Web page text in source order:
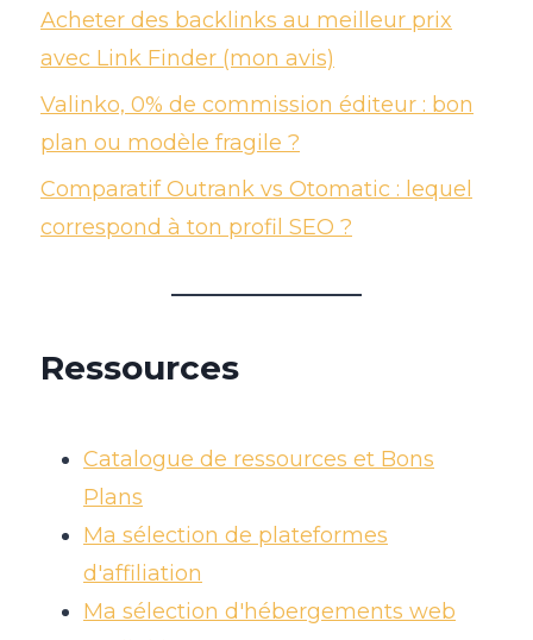
Acheter des backlinks au meilleur prix
avec Link Finder (mon avis)
Valinko, 0% de commission éditeur : bon
plan ou modèle fragile ?
Comparatif Outrank vs Otomatic : lequel
correspond à ton profil SEO ?
Ressources
Catalogue de ressources et Bons
Plans
Ma sélection de plateformes
d'affiliation
Ma sélection d'hébergements web